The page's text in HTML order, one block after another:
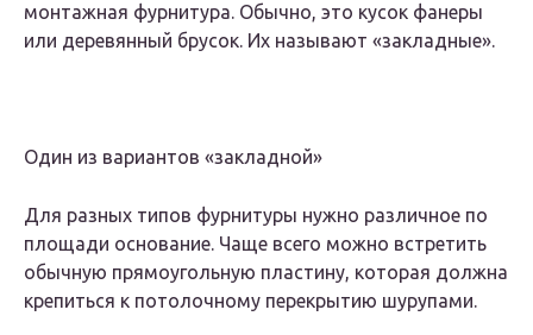
монтажная фурнитура. Обычно, это кусок фанеры
или деревянный брусок. Их называют «закладные».
Один из вариантов «закладной»
Для разных типов фурнитуры нужно различное по
площади основание. Чаще всего можно встретить
обычную прямоугольную пластину, которая должна
крепиться к потолочному перекрытию шурупами.